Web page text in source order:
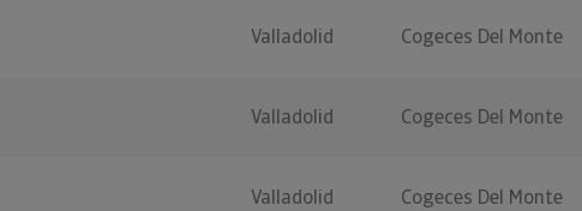
Valladolid Cogeces Del Monte
Valladolid Cogeces Del Monte
Valladolid Cogeces Del Monte